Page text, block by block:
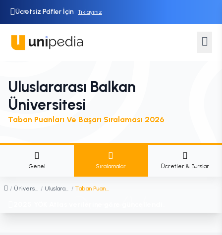
Ücretsiz Pdfler İçin Tıklayınız
Uluslararası Balkan
Üniversitesi
Taban Puanları Ve Başarı Sıralaması 2026
Genel Sıralamalar Ücretler & Burslar
/ Üniversiteler / Uluslararası Balkan Üniversitesi / Taban Puanları ve Başarı Sıralaması